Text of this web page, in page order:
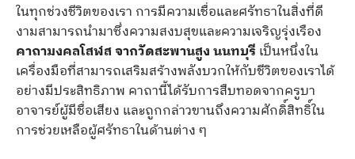
ในทุกช่วงชีวิตของเรา การมีความเชื่อและศรัทธาในสิ่งที่ดี
งามสามารถนำมาซึ่งความสงบสุขและความเจริญรุ่งเรือง
คาถามงคลโสฬส จากวัดสะพานสูง นนทบุรี เป็นหนึ่งใน
เครื่องมือที่สามารถเสริมสร้างพลังบวกให้กับชีวิตของเราได้
อย่างมีประสิทธิภาพ คาถานี้ได้รับการสืบทอดจากครูบา
อาจารย์ผู้มีชื่อเสียง และถูกกล่าวขานถึงความศักดิ์สิทธิ์ใน
การช่วยเหลือผู้ศรัทธาในด้านต่าง ๆ